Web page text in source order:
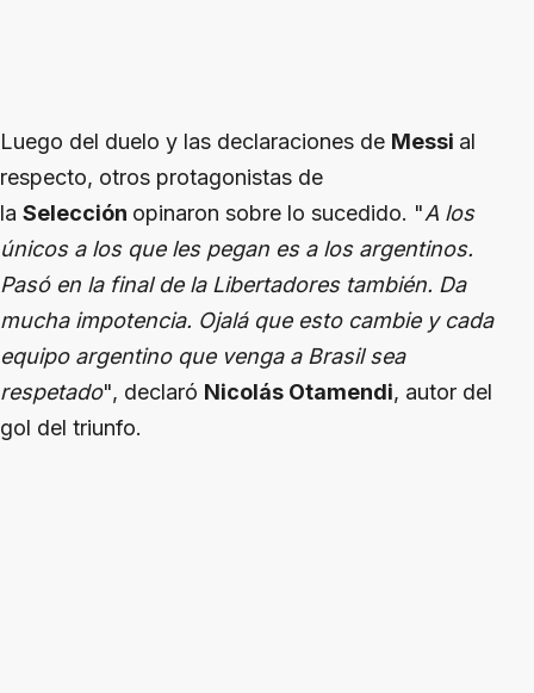
Luego del duelo y las declaraciones de Messi al
respecto, otros protagonistas de
la Selección opinaron sobre lo sucedido. "A los
únicos a los que les pegan es a los argentinos.
Pasó en la final de la Libertadores también. Da
mucha impotencia. Ojalá que esto cambie y cada
equipo argentino que venga a Brasil sea
respetado", declaró Nicolás Otamendi, autor del
gol del triunfo.